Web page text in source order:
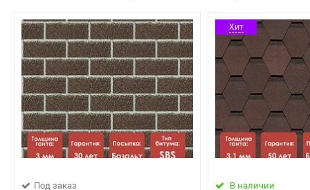
Под заказ
Хит
В наличии